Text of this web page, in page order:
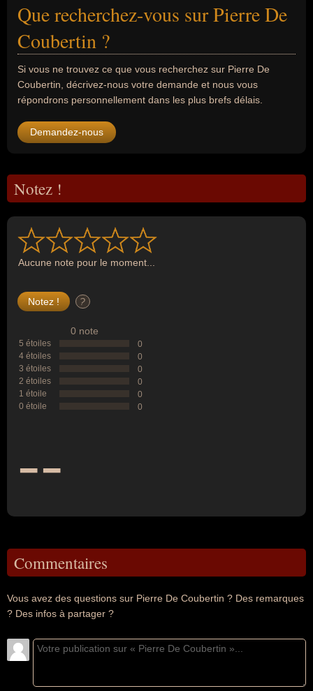
Que recherchez-vous sur Pierre De
Coubertin ?
Si vous ne trouvez ce que vous recherchez sur Pierre De
Coubertin, décrivez-nous votre demande et nous vous
répondrons personnellement dans les plus brefs délais.
Demandez-nous
Notez !
Aucune note pour le moment...
?
0 note
5 étoiles
0
4 étoiles
0
3 étoiles
0
2 étoiles
0
1 étoile
0
0 étoile
0
--
Commentaires
Vous avez des questions sur Pierre De Coubertin ? Des remarques
? Des infos à partager ?